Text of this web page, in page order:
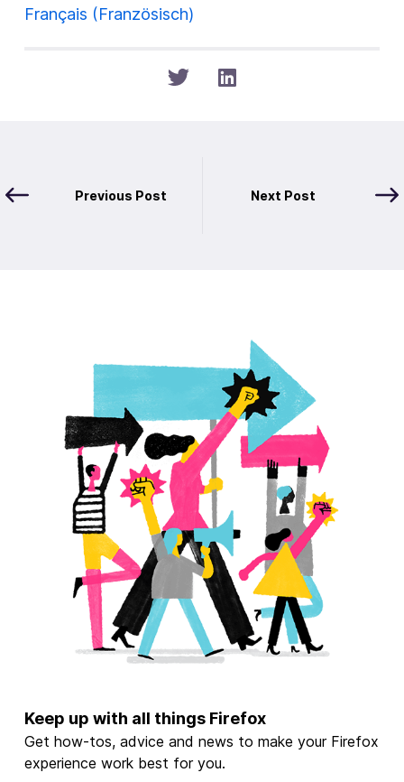
Français (Französisch)
Previous Post Next Post
Keep up with all things Firefox
Get how-tos, advice and news to make your Firefox
experience work best for you.